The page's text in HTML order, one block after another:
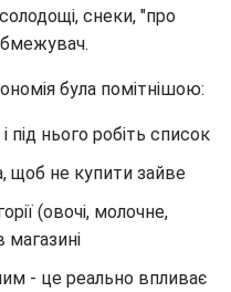
снеки, "про
була помітнішою:
під нього робіть список
щоб не купити зайве
(овочі, молочне,
- це реально впливає